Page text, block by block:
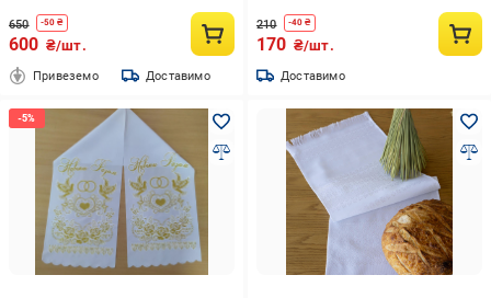
650 -50 ₴
600 ₴/шт.
Привеземо Доставимо
210 -40 ₴
170 ₴/шт.
Доставимо